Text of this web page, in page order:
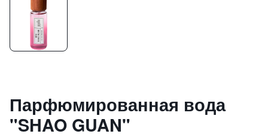
Парфюмированная вода
"SHAO GUAN"